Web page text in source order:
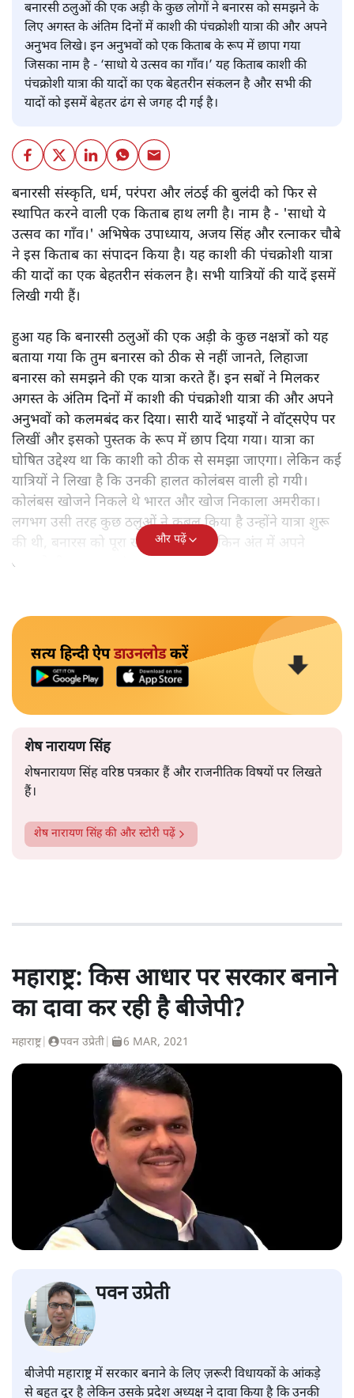
बनारसी ठलुओं की एक अड़ी के कुछ लोगों ने बनारस को समझने के
लिए अगस्त के अंतिम दिनों में काशी की पंचक्रोशी यात्रा की और अपने
अनुभव लिखे। इन अनुभवों को एक किताब के रूप में छापा गया
जिसका नाम है - ‘साधो ये उत्सव का गाँव।’ यह किताब काशी की
पंचक्रोशी यात्रा की यादों का एक बेहतरीन संकलन है और सभी की
यादों को इसमें बेहतर ढंग से जगह दी गई है।
बनारसी संस्कृति, धर्म, परंपरा और लंठई की बुलंदी को फिर से
स्थापित करने वाली एक किताब हाथ लगी है। नाम है - 'साधो ये
उत्सव का गाँव।' अभिषेक उपाध्याय, अजय सिंह और रत्नाकर चौबे
ने इस किताब का संपादन किया है। यह काशी की पंचक्रोशी यात्रा
की यादों का एक बेहतरीन संकलन है। सभी यात्रियों की यादें इसमें
लिखी गयी हैं।
हुआ यह कि बनारसी ठलुओं की एक अड़ी के कुछ नक्षत्रों को यह
बताया गया कि तुम बनारस को ठीक से नहीं जानते, लिहाजा
बनारस को समझने की एक यात्रा करते हैं। इन सबों ने मिलकर
अगस्त के अंतिम दिनों में काशी की पंचक्रोशी यात्रा की और अपने
अनुभवों को कलमबंद कर दिया। सारी यादें भाइयों ने वॉट्सऐप पर
लिखीं और इसको पुस्तक के रूप में छाप दिया गया। यात्रा का
घोषित उद्देश्य था कि काशी को ठीक से समझा जाएगा। लेकिन कई
यात्रियों ने लिखा है कि उनकी हालत कोलंबस वाली हो गयी।
कोलंबस खोजने निकले थे भारत और खोज निकाला अमरीका।
लगभग उसी तरह कुछ ठलुओं ने कुबूल किया है उन्होंने यात्रा शुरू
की थी, बनारस को पूरा खोजने के लिए लेकिन अंत में अपने
आपको ही समझकर संतुष्ट हो गए।
और पढ़ें
सत्य हिन्दी ऐपडाउनलोडकरें
शेष नारायण सिंह
शेषनारायण सिंह वरिष्ठ पत्रकार हैं और राजनीतिक विषयों पर लिखते
हैं।
शेष नारायण सिंहकी और स्टोरी पढ़ें
महाराष्ट्र: किस आधार पर सरकार बनाने
का दावा कर रही है बीजेपी?
महाराष्ट्र| पवन उप्रेती 6 MAR, 2021
पवन उप्रेती
बीजेपी महाराष्ट्र में सरकार बनाने के लिए ज़रूरी विधायकों के आंकड़े
से बहुत दूर है लेकिन उसके प्रदेश अध्यक्ष ने दावा किया है कि उनकी